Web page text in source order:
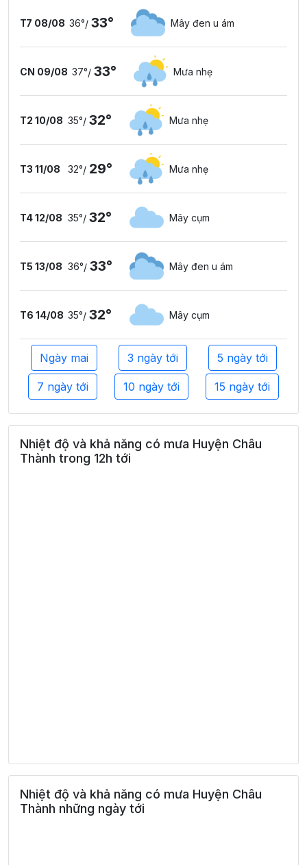
T7 08/08 36°/ 33° Mây đen u ám
CN 09/08 37°/ 33° Mưa nhẹ
T2 10/08 35°/ 32° Mưa nhẹ
T3 11/08 32°/ 29° Mưa nhẹ
T4 12/08 35°/ 32° Mây cụm
T5 13/08 36°/ 33° Mây đen u ám
T6 14/08 35°/ 32° Mây cụm
Ngày mai 3 ngày tới 5 ngày tới
7 ngày tới 10 ngày tới 15 ngày tới
Nhiệt độ và khả năng có mưa Huyện Châu
Thành trong 12h tới
Nhiệt độ và khả năng có mưa Huyện Châu
Thành những ngày tới